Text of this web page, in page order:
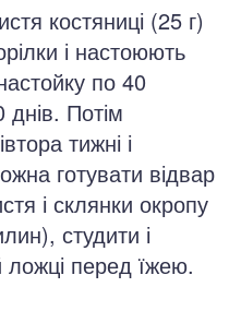
костяниці (25 г)
і настоюють
по 40
Потім
тижні і
готувати відвар
і склянки окропу
студити і
ложці перед їжею.